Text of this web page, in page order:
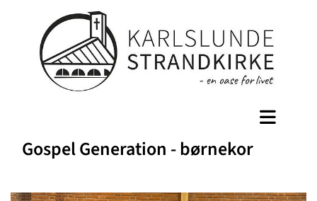
Gospel Generation - børnekor